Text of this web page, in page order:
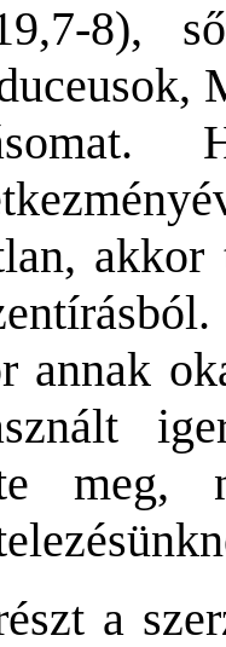
8),
akkor
annak
meg,
a